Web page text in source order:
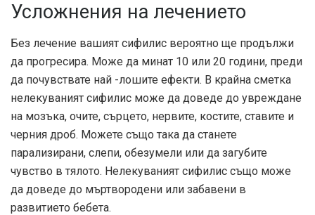
Усложнения на лечението
Без лечение вашият сифилис вероятно ще продължи
да прогресира. Може да минат 10 или 20 години, преди
да почувствате най -лошите ефекти. В крайна сметка
нелекуваният сифилис може да доведе до увреждане
на мозъка, очите, сърцето, нервите, костите, ставите и
черния дроб. Можете също така да станете
парализирани, слепи, обезумели или да загубите
чувство в тялото. Нелекуваният сифилис също може
да доведе до мъртвородени или забавени в
развитието бебета.